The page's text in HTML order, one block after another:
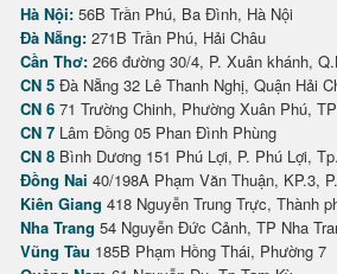
Hà Nội: 56B Trần Phú, Ba Đình, Hà Nội
Đà Nẵng: 271B Trần Phú, Hải Châu
Cần Thơ: 266 đường 30/4, P. Xuân khánh,
CN 5 Đà Nẵng 32 Lê Thanh Nghị, Quận Hải
CN 6 71 Trường Chinh, Phường Xuân Phú,
CN 7 Lâm Đồng 05 Phan Đình Phùng
CN 8 Bình Dương 151 Phú Lợi, P. Phú Lợi,
Đồng Nai 40/198A Phạm Văn Thuận, KP.3,
Kiên Giang 418 Nguyễn Trung Trực, Thành
Nha Trang 54 Nguyễn Đức Cảnh, TP Nha
Vũng Tàu 185B Phạm Hồng Thái, Phường 7